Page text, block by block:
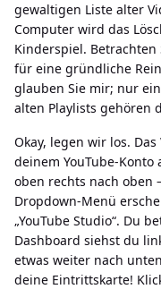
gewaltigen Liste alter
Computer wird das
Kinderspiel.
für eine gründliche
glauben Sie mir; nur
alten Playlists gehören
Okay, legen wir los.
deinem YouTube-Konto
oben rechts nach oben
Dropdown-Menü
„YouTube Studio“. Du
Dashboard siehst du
etwas weiter nach
deine Eintrittskarte!